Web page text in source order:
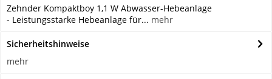
Zehnder Kompaktboy 1,1 W Abwasser-Hebeanlage
- Leistungsstarke Hebeanlage für... mehr
Sicherheitshinweise
mehr